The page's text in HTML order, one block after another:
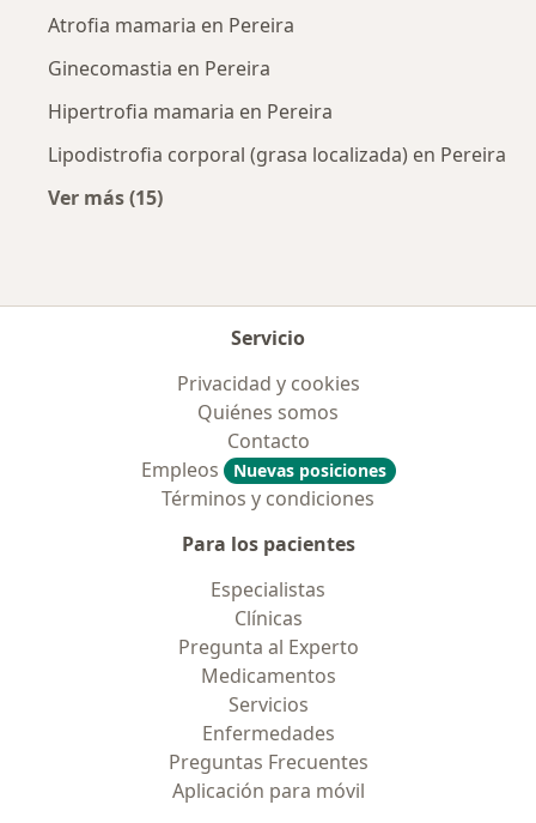
Atrofia mamaria en Pereira
Ginecomastia en Pereira
Hipertrofia mamaria en Pereira
Lipodistrofia corporal (grasa localizada) en Pereira
Ver más (15)
Servicio
Privacidad y cookies
Quiénes somos
Contacto
Empleos
Nuevas posiciones
Términos y condiciones
Para los pacientes
Especialistas
Clínicas
Pregunta al Experto
Medicamentos
Servicios
Enfermedades
Preguntas Frecuentes
Aplicación para móvil